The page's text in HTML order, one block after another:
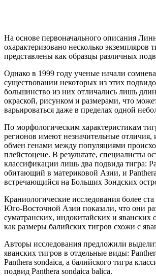
На основе первоначального описания
охарактеризовано несколько экземпляров
представлены как образцы различных
Однако в 1999 году ученые начали
существовании некоторых из этих
большинство из них отличались лишь
окраской, рисунком и размерами, что
варьироваться даже в пределах одной
По морфологическим характеристикам
регионов имеют незначительные отличия,
обмен генами между популяциями
плейстоцене. В результате, специалисты
классификации лишь два подвида тигра:
обитающий в материковой Азии, и
встречающийся на Больших Зондских
Краниологические исследования более
Юго-Восточной Азии показали, что они
суматранских, индокитайских и яванских
как размеры балийских тигров схожи с
Авторы исследования предложили
яванских тигров в отдельные виды:
Panthera sondaica, а балийского тигра
подвид Panthera sondaica balica.